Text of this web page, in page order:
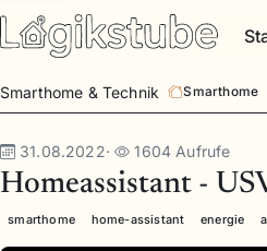
Smarthome & Technik Smarthome
31.08.2022· 1604 Aufrufe
Homeassistant -
smarthome home-assistant energie